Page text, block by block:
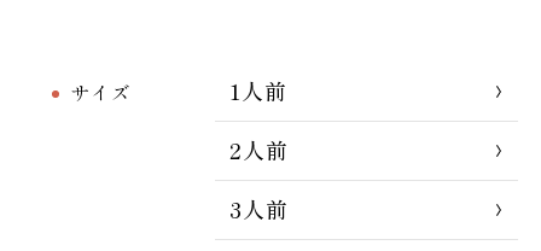
サイズ
1人前
2人前
3人前